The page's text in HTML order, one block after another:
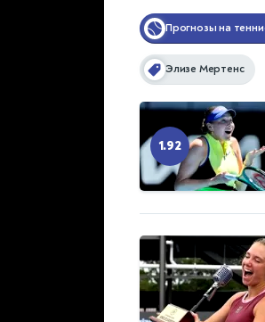
Прогнозы на
Элизе Мертенс
1.92